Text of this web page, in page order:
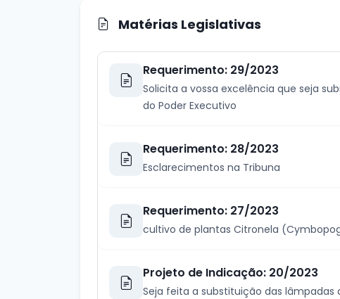
Matérias Legislativas
Requerimento: 29/2023
Solicita a vossa excelência que seja
do Poder Executivo
Requerimento: 28/2023
Esclarecimentos na Tribuna
Requerimento: 27/2023
cultivo de plantas Citronela
Projeto de Indicação: 20/2023
Seja feita a substituição das lâmpadas